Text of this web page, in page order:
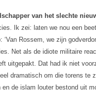
van het slechte
Ik zei: laten we nou een
‘Van Rossem, we zijn
Net als de idiote militaire
uitgepakt. Dat had ik niet
dramatisch om die torens te
en de islam louter bestond uit